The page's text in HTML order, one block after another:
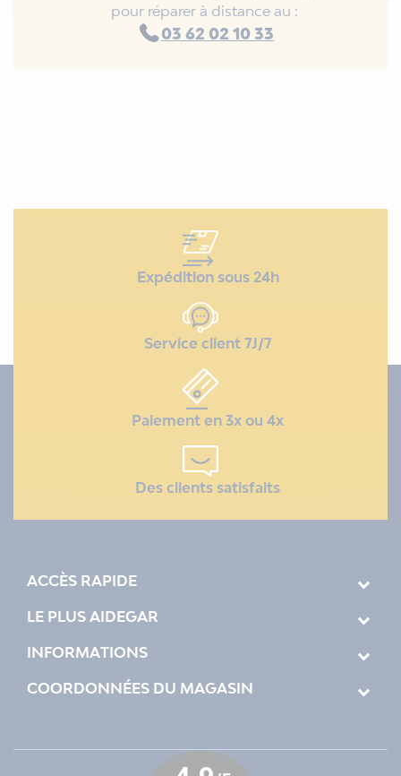
pour réparer à distance au :
03 62 02 10 33
Expédition sous 24h
Service client 7J/7
Paiement en 3x ou 4x
Des clients satisfaits
ACCÈS RAPIDE
LE PLUS AIDEGAR
INFORMATIONS
COORDONNÉES DU MAGASIN